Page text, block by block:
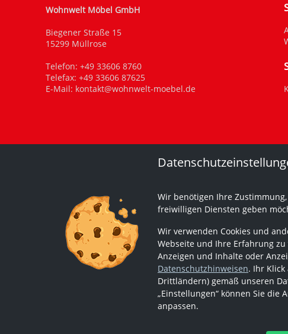
Wohnwelt Möbel GmbH
Biegener Straße 15
15299 Müllrose
Telefon: +49 33606 8760
Telefax: +49 33606 87625
E-Mail: kontakt@wohnwelt-moebel.de
Wir benötigen Ihre
freiwilligen Diensten geben
Wir verwenden Cookies und
Webseite und Ihre Erfahrung
Anzeigen und Inhalte oder
Datenschutzhinweisen. Ihr
Drittländern) gemäß unseren
„Einstellungen“ können Sie
anpassen.